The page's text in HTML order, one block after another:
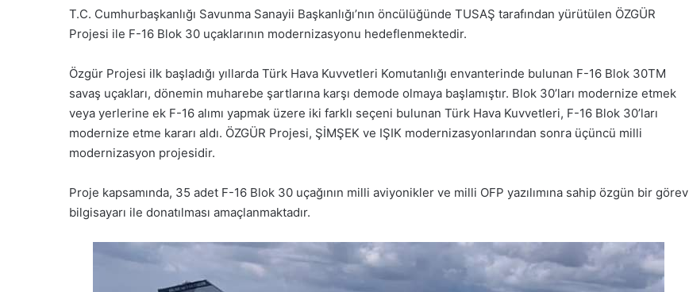
T.C. Cumhurbaşkanlığı Savunma Sanayii Başkanlığı’nın öncülüğünde TUSAŞ tarafından yürütülen ÖZGÜR
Projesi ile F-16 Blok 30 uçaklarının modernizasyonu hedeflenmektedir.
Özgür Projesi ilk başladığı yıllarda Türk Hava Kuvvetleri Komutanlığı envanterinde bulunan F-16 Blok 30TM
savaş uçakları, dönemin muharebe şartlarına karşı demode olmaya başlamıştır. Blok 30’ları modernize etmek
veya yerlerine ek F-16 alımı yapmak üzere iki farklı seçeni bulunan Türk Hava Kuvvetleri, F-16 Blok 30’ları
modernize etme kararı aldı. ÖZGÜR Projesi, ŞİMŞEK ve IŞIK modernizasyonlarından sonra üçüncü milli
modernizasyon projesidir.
Proje kapsamında, 35 adet F-16 Blok 30 uçağının milli aviyonikler ve milli OFP yazılımına sahip özgün bir görev
bilgisayarı ile donatılması amaçlanmaktadır.